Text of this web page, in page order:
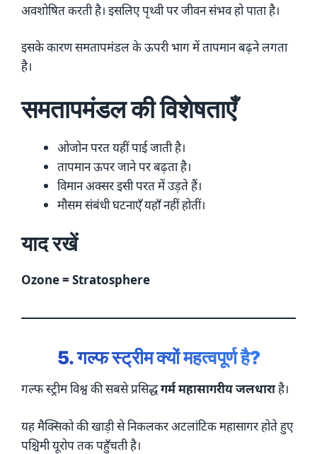
अवशोषित करती है। इसलिए पृथ्वी पर जीवन संभव हो पाता है।
इसके कारण समतापमंडल के ऊपरी भाग में तापमान बढ़ने लगता
है।
समतापमंडल की विशेषताएँ
ओजोन परत यहीं पाई जाती है।
तापमान ऊपर जाने पर बढ़ता है।
विमान अक्सर इसी परत में उड़ते हैं।
मौसम संबंधी घटनाएँ यहाँ नहीं होतीं।
याद रखें
Ozone = Stratosphere
5. गल्फ स्ट्रीम क्यों महत्वपूर्ण है?
गल्फ स्ट्रीम विश्व की सबसे प्रसिद्धगर्म महासागरीय जलधाराहै।
यह मैक्सिको की खाड़ी से निकलकर अटलांटिक महासागर होते हुए
पश्चिमी यूरोप तक पहुँचती है।